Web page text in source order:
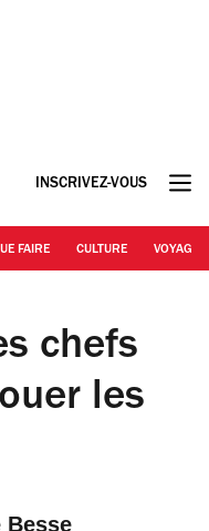
INSCRIVEZ-VOUS
FAIRE CULTURE VOYAGE
chefs
les
Besse